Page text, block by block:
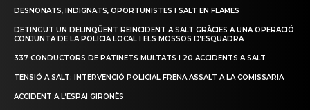
DESNONATS, INDIGNATS, OPORTUNISTES I SALT EN FLAMES
DETINGUT UN DELINQÜENT REINCIDENT A SALT GRÀCIES A UNA OPERACIÓ
CONJUNTA DE LA POLICIA LOCAL I ELS MOSSOS D’ESQUADRA
337 CONDUCTORS DE PATINETS MULTATS I 20 ACCIDENTS A SALT
TENSIÓ A SALT: INTERVENCIÓ POLICIAL FRENA ASSALT A LA COMISSARIA
ACCIDENT A L’ESPAI GIRONÈS